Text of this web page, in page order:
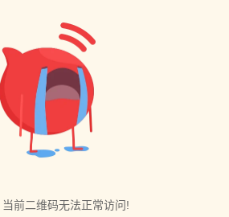
前二维码无法正常访问!